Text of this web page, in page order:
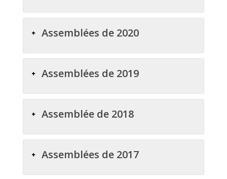
Assemblées de 2020
Assemblées de 2019
Assemblée de 2018
Assemblées de 2017